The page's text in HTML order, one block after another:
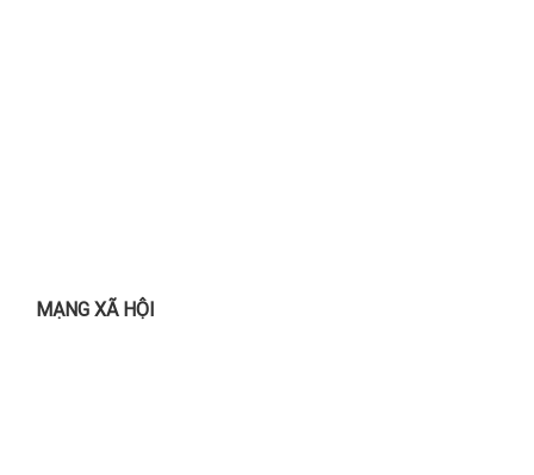
MẠNG XÃ HỘI